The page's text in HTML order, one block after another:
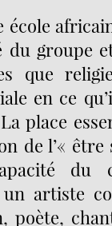
école
du groupe
que
en ce
place
de l’«
du
un artiste
poète,